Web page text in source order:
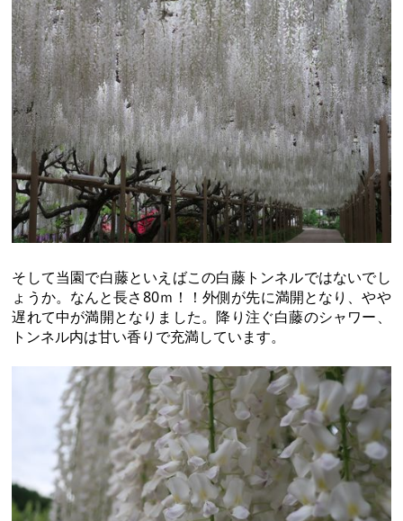
そして当園で白藤といえばこの白藤トンネルではないでし
ょうか。なんと長さ80ｍ！！外側が先に満開となり、やや
遅れて中が満開となりました。降り注ぐ白藤のシャワー、
トンネル内は甘い香りで充満しています。